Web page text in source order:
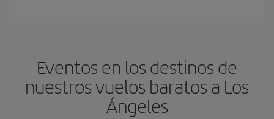
Eventos en los destinos de
nuestros vuelos baratos a Los
Ángeles